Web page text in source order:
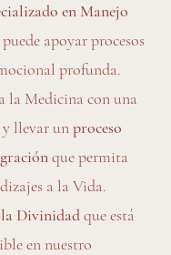
en Manejo
apoyar procesos
profunda.
la Medicina con una
llevar unproceso
que permita
a la Vida.
Divinidadque está
en nuestro